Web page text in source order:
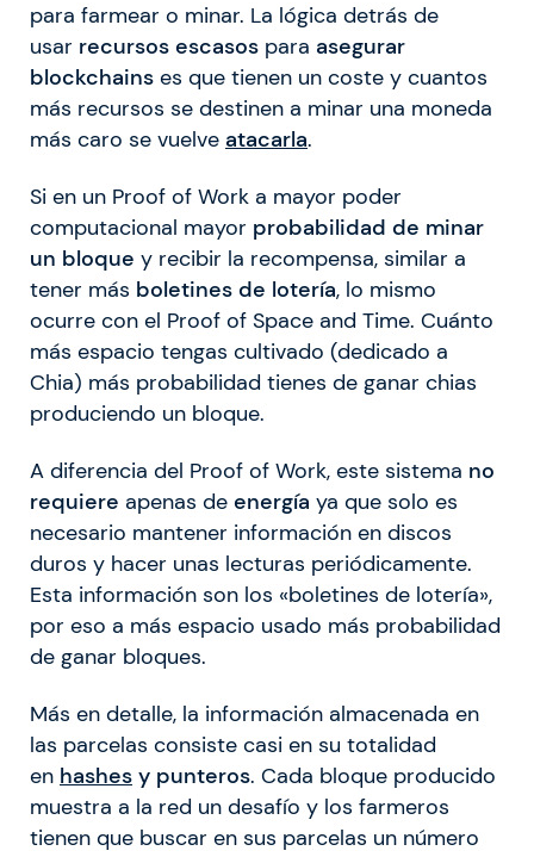
para farmear o minar. La lógica detrás de
usar recursos escasos para asegurar
blockchains es que tienen un coste y cuantos
más recursos se destinen a minar una moneda
más caro se vuelve atacarla.
Si en un Proof of Work a mayor poder
computacional mayor probabilidad de minar
un bloque y recibir la recompensa, similar a
tener más boletines de lotería, lo mismo
ocurre con el Proof of Space and Time. Cuánto
más espacio tengas cultivado (dedicado a
Chia) más probabilidad tienes de ganar chias
produciendo un bloque.
A diferencia del Proof of Work, este sistema no
requiere apenas de energía ya que solo es
necesario mantener información en discos
duros y hacer unas lecturas periódicamente.
Esta información son los «boletines de lotería»,
por eso a más espacio usado más probabilidad
de ganar bloques.
Más en detalle, la información almacenada en
las parcelas consiste casi en su totalidad
en hashes y punteros. Cada bloque producido
muestra a la red un desafío y los farmeros
tienen que buscar en sus parcelas un número